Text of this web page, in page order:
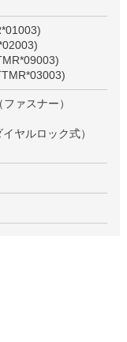
ァスナー）
ヤルロック式）